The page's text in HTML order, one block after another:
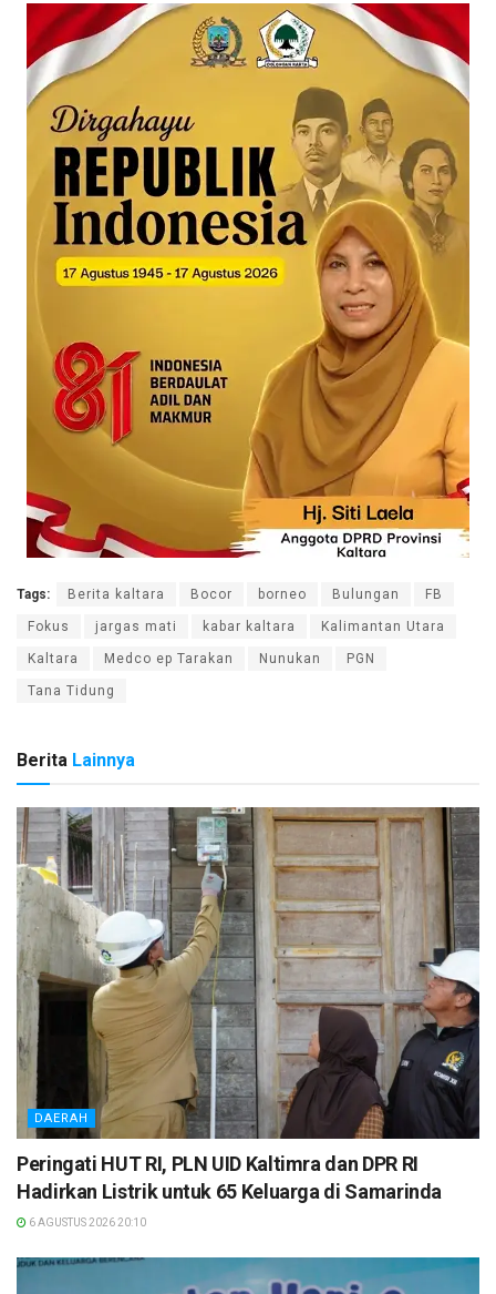
Tags: Berita kaltara Bocor borneo Bulungan FB
Fokus jargas mati kabar kaltara Kalimantan Utara
Kaltara Medco ep Tarakan Nunukan PGN
Tana Tidung
Berita Lainnya
DAERAH
Peringati HUT RI, PLN UID Kaltimra dan DPR RI
Hadirkan Listrik untuk 65 Keluarga di Samarinda
6 AGUSTUS 2026 20:10